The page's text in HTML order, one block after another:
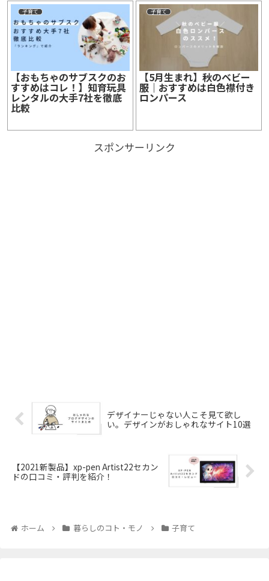
子育て
【おもちゃのサブスクのお
すすめはコレ！】知育玩具
レンタルの大手7社を徹底
比較
子育て
【5月生まれ】秋のベビー
服｜おすすめは白色襟付き
ロンパース
スポンサーリンク
デザイナーじゃない人こそ見て欲し
い。デザインがおしゃれなサイト10選
【2021新製品】xp-pen Artist22セカン
ドの口コミ・評判を紹介！
ホーム 暮らしのコト・モノ 子育て